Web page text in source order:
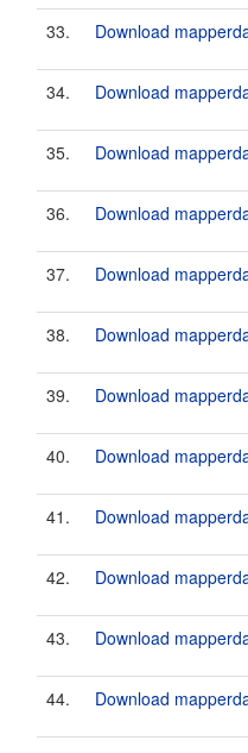
33. Download
34. Download
35. Download
36. Download
37. Download
38. Download
39. Download
40. Download
41. Download
42. Download
43. Download
44. Download